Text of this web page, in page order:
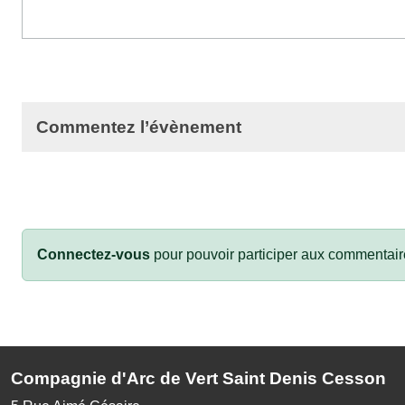
Commentez l’évènement
Connectez-vous pour pouvoir participer aux
Compagnie d'Arc de Vert Saint Denis Cesson